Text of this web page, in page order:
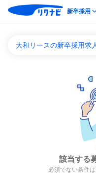
新卒採用
大和リースの新卒採用求
該当する
必須でない条件